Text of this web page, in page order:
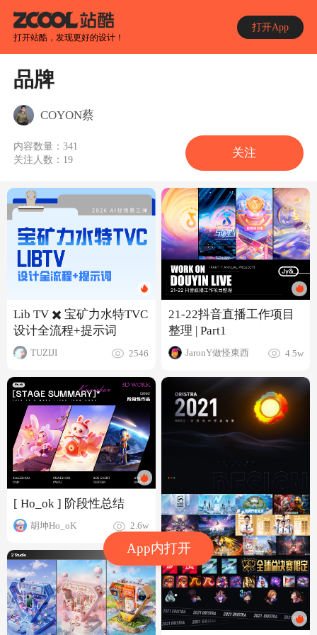
打开站酷，发现更好的设计！
打开App
App内打开
品牌
COYON蔡
内容数量：341
关注人数： 19
关注
Lib TV ✖️ 宝矿力水特TVC
设计全流程+提示词
TUZIJI 2546
[ Ho_ok ] 阶段性总结
胡坤Ho_oK 2.6w
21-22抖音直播工作项目
整理 | Part1
JaronY做怪東西 4.5w